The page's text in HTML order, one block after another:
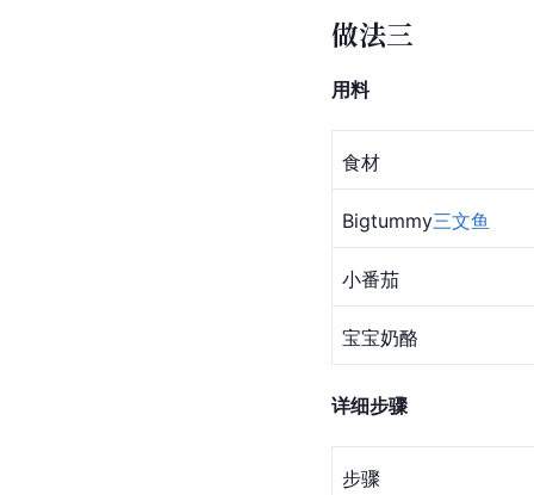
做法三
用料
食材
Bigtummy三文鱼
小番茄
宝宝奶酪
详细步骤
步骤